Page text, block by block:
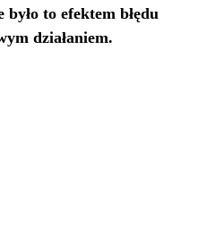
to efektem błędu
działaniem.